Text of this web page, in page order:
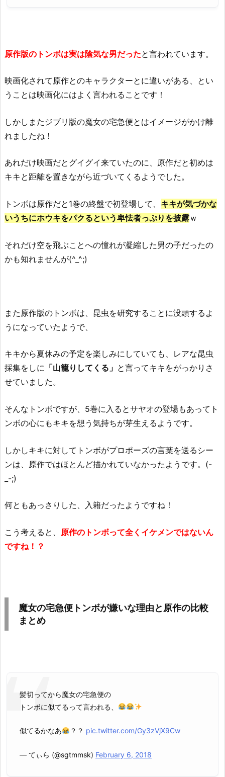
原作版のトンボは実は陰気な男だったと言われています。
映画化されて原作とのキャラクターとに違いがある、とい
うことは映画化にはよく言われることです！
しかしまたジブリ版の魔女の宅急便とはイメージがかけ離
れましたね！
あれだけ映画だとグイグイ来ていたのに、原作だと初めは
キキと距離を置きながら近づいてくるようでした。
トンボは原作だと1巻の終盤で初登場して、 キキが気づかな
いうちにホウキをパクるという卑怯者っぷりを披露ｗ
それだけ空を飛ぶことへの憧れが凝縮した男の子だったの
かも知れませんが(^_^;)
また原作版のトンボは、昆虫を研究することに没頭するよ
うになっていたようで、
キキから夏休みの予定を楽しみにしていても、レアな昆虫
採集をしに 「山籠りしてくる」 と言ってキキをがっかりさ
せていました。
そんなトンボですが、5巻に入るとサヤオの登場もあってト
ンボの心にもキキを想う気持ちが芽生えるようです。
しかしキキに対してトンボがプロポーズの言葉を送るシー
ンは、原作ではほとんど描かれていなかったようです。(-
_-;)
何ともあっさりした、入籍だったようですね！
こう考えると、 原作のトンボって全くイケメンではないん
ですね！？
魔女の宅急便トンボが嫌いな理由と原作の比較
まとめ
髪切ってから魔女の宅急便の
トンボに似てるって言われる、
似てるかなあ ？？ pic.twitter.com/Gy3zVjX9Cw
— てぃら (@sgtmmsk) February 6, 2018